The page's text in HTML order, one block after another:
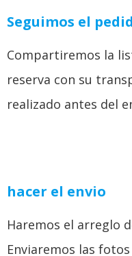
Seguimos el
Compartiremos la
reserva con su
realizado antes del
hacer el envio
Haremos el arreglo
Enviaremos las